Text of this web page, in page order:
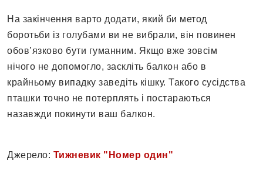
На закінчення варто додати, який би метод
боротьби із голубами ви не вибрали, він повинен
обов’язково бути гуманним. Якщо вже зовсім
нічого не допомогло, заскліть балкон або в
крайньому випадку заведіть кішку. Такого сусідства
пташки точно не потерплять і постараються
назавжди покинути ваш балкон.
Джерело: Тижневик "Номер один"